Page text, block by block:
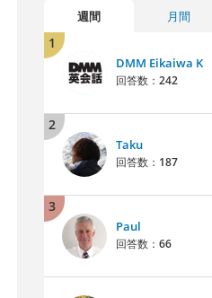
週間 月間
1
DMM Eikaiwa K
回答数： 242
2
Taku
回答数： 187
3
Paul
回答数： 66